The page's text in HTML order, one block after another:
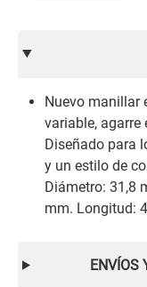
Nuevo manillar
variable, agarre
Diseñado para
y un estilo de
Diámetro: 31,8
mm. Longitud:
ENVÍOS